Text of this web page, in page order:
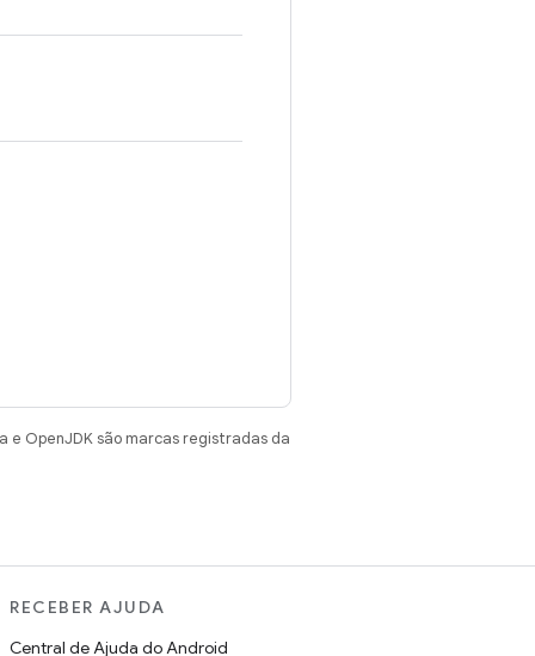
e OpenJDK são marcas registradas da
RECEBER AJUDA
Central de Ajuda do Android